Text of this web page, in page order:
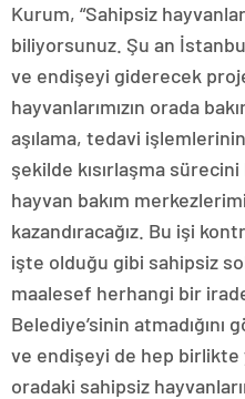
Kurum, “Sahipsiz
biliyorsunuz. Şu an
ve endişeyi giderecek
hayvanlarımızın orada
aşılama, tedavi
şekilde kısırlaşma
hayvan bakım
kazandıracağız. Bu işi
işte olduğu gibi sahipsiz
maalesef herhangi bir
Belediye’sinin
ve endişeyi de hep birlikte
oradaki sahipsiz